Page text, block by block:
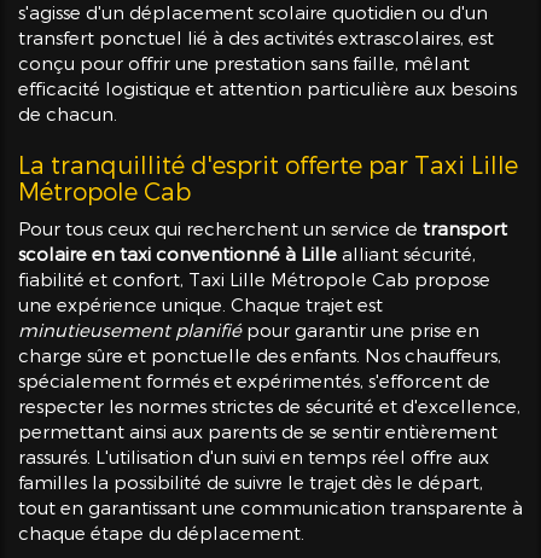
s'agisse d'un déplacement scolaire quotidien ou d'un
transfert ponctuel lié à des activités extrascolaires, est
conçu pour offrir une prestation sans faille, mêlant
efficacité logistique et attention particulière aux besoins
de chacun.
La tranquillité d'esprit offerte par Taxi Lille
Métropole Cab
Pour tous ceux qui recherchent un service de transport
scolaire en taxi conventionné à Lille alliant sécurité,
fiabilité et confort, Taxi Lille Métropole Cab propose
une expérience unique. Chaque trajet est
minutieusement planifiépour garantir une prise en
charge sûre et ponctuelle des enfants. Nos chauffeurs,
spécialement formés et expérimentés, s'efforcent de
respecter les normes strictes de sécurité et d'excellence,
permettant ainsi aux parents de se sentir entièrement
rassurés. L'utilisation d'un suivi en temps réel offre aux
familles la possibilité de suivre le trajet dès le départ,
tout en garantissant une communication transparente à
chaque étape du déplacement.